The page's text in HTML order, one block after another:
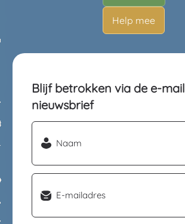
Help mee
Blijf betrokken via de e-mail
nieuwsbrief
Naam
Email